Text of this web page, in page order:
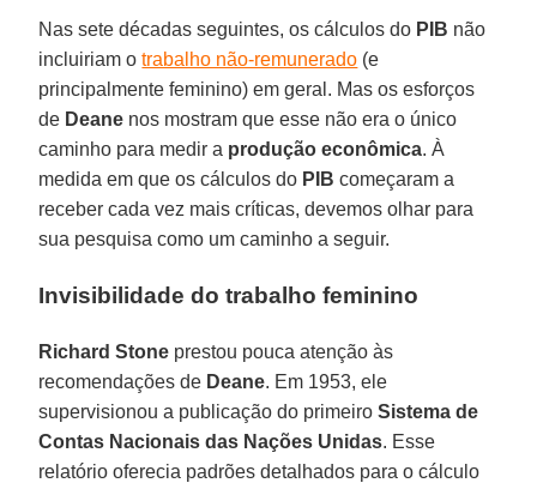
Nas sete décadas seguintes, os cálculos do PIB não
incluiriam o trabalho não-remunerado (e
principalmente feminino) em geral. Mas os esforços
de Deane nos mostram que esse não era o único
caminho para medir a produção econômica. À
medida em que os cálculos do PIB começaram a
receber cada vez mais críticas, devemos olhar para
sua pesquisa como um caminho a seguir.
Invisibilidade do trabalho feminino
Richard Stone prestou pouca atenção às
recomendações de Deane. Em 1953, ele
supervisionou a publicação do primeiroSistema de
Contas Nacionais das Nações Unidas. Esse
relatório oferecia padrões detalhados para o cálculo